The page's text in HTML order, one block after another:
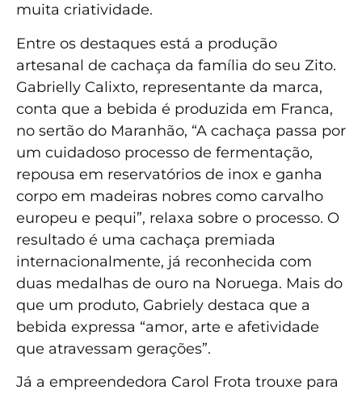
muita criatividade.
Entre os destaques está a produção
artesanal de cachaça da família do seu Zito.
Gabrielly Calixto, representante da marca,
conta que a bebida é produzida em Franca,
no sertão do Maranhão, “A cachaça passa por
um cuidadoso processo de fermentação,
repousa em reservatórios de inox e ganha
corpo em madeiras nobres como carvalho
europeu e pequi”, relaxa sobre o processo. O
resultado é uma cachaça premiada
internacionalmente, já reconhecida com
duas medalhas de ouro na Noruega. Mais do
que um produto, Gabriely destaca que a
bebida expressa “amor, arte e afetividade
que atravessam gerações”.
Já a empreendedora Carol Frota trouxe para